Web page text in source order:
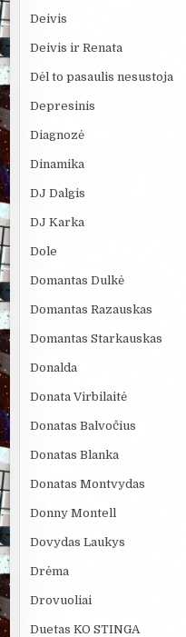
Deivis
Deivis ir Renata
Dėl to pasaulis nesustoja
Depresinis
Diagnozė
Dinamika
DJ Dalgis
DJ Karka
Dole
Domantas Dulkė
Domantas Razauskas
Domantas Starkauskas
Donalda
Donata Virbilaitė
Donatas Balvočius
Donatas Blanka
Donatas Montvydas
Donny Montell
Dovydas Laukys
Drėma
Drovuoliai
Duetas KO STINGA